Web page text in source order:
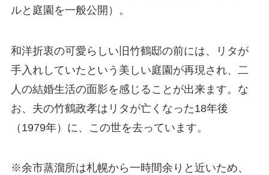
ルと庭園を一般公開）。
和洋折衷の可愛らしい旧竹鶴邸の前には、リタが
手入れしていたという美しい庭園が再現され、二
人の結婚生活の面影を感じることが出来ます。な
お、夫の竹鶴政孝はリタが亡くなった18年後
（1979年）に、この世を去っています。
※余市蒸溜所は札幌から一時間余りと近いため、